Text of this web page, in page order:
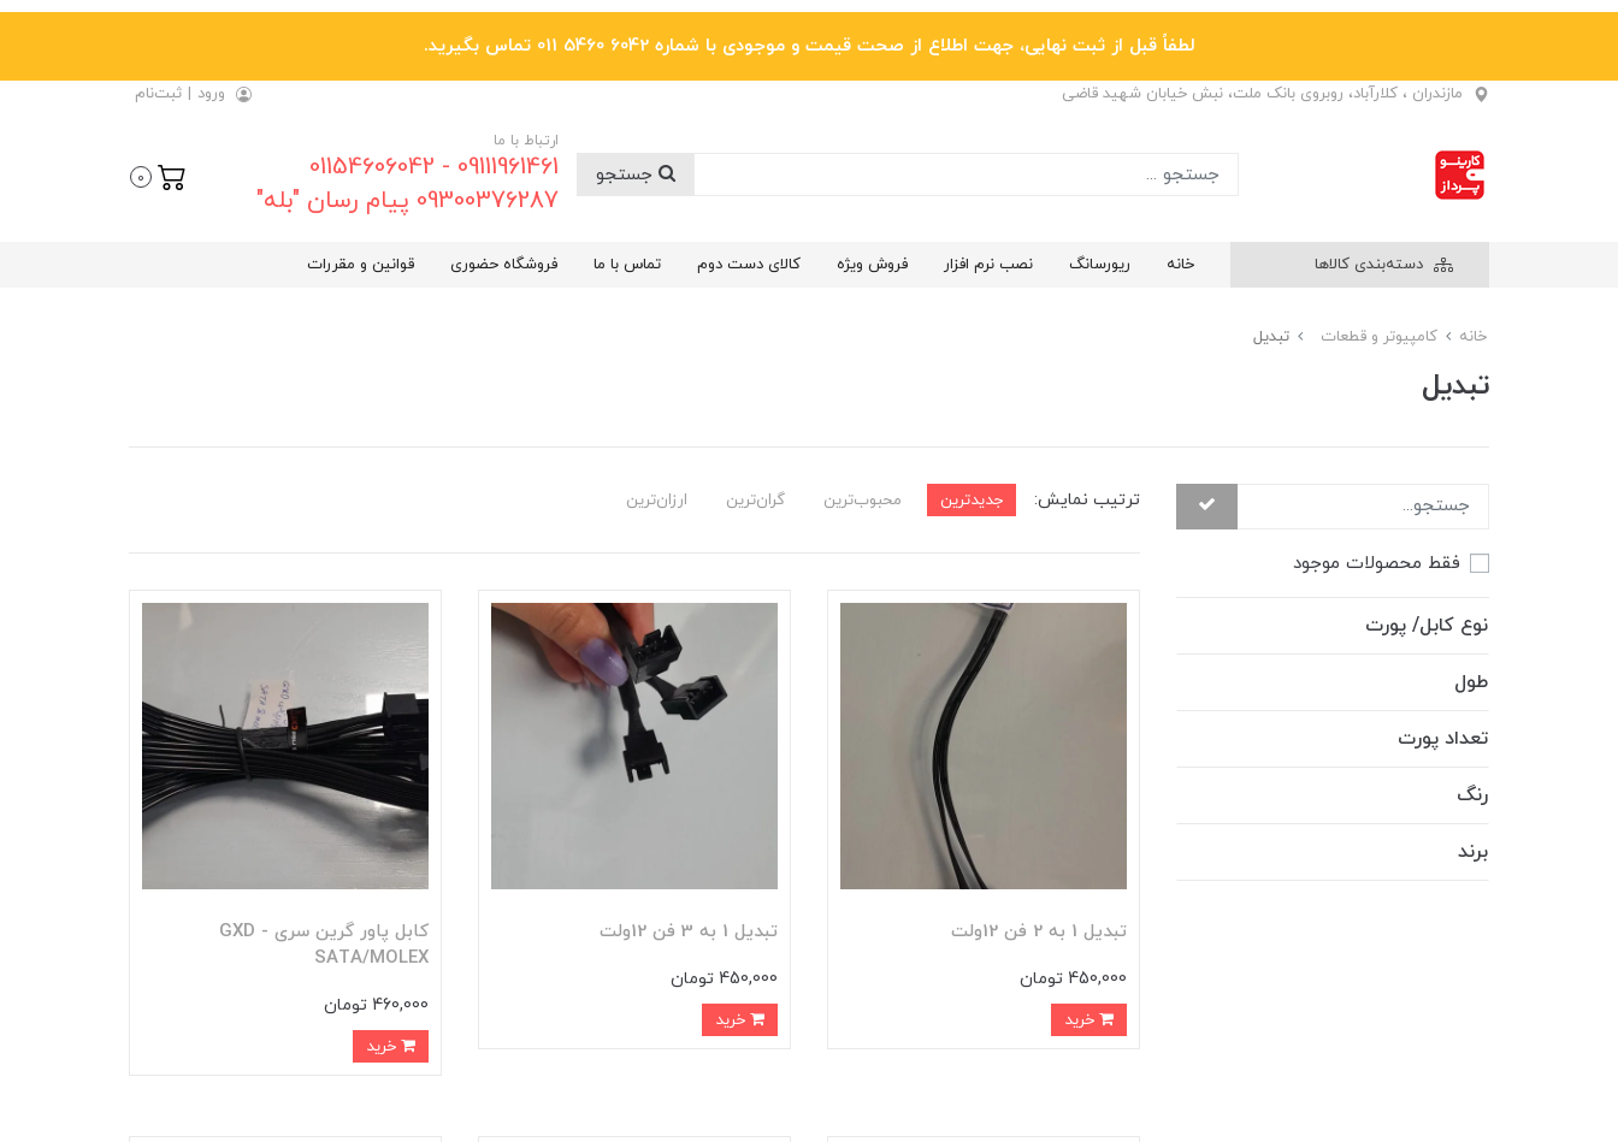
لطفاً قبل از ثبت نهایی، جهت اطلاع از صحت قیمت و موجودی با شماره 6042 5460 011 تماس بگیرید.
مازندران ، کلارآباد، روبروی بانک ملت، نبش خیابان شهید قاضی ورود | ثبت‌نام
ارتباط با ما
09111961461 - 01154606042
09300376287 پیام رسان "بله"
0
دسته‌بندی کالاها خانه ریورسانگ نصب نرم افزار فروش ویژه کالای دست دوم تماس با ما فروشگاه حضوری قوانین و مقررات
خانه کامپیوتر و قطعات تبدیل
تبدیل
فقط محصولات موجود
نوع کابل/ پورت
طول
تعداد پورت
رنگ
برند
ترتیب نمایش: جدیدترین محبوب‌ترین گران‌ترین ارزان‌ترین
تبدیل 1 به 2 فن 12ولت
450,000 تومان
تبدیل 1 به 3 فن 12ولت
450,000 تومان
خرید
کابل پاور گرین سری GXD -
SATA/MOLEX
460,000 تومان
خرید